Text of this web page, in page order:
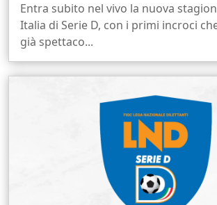
Entra subito nel vivo la nuova
Italia di Serie D, con i primi incroci
già spettaco...